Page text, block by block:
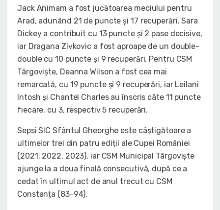
Jack Animam a fost jucătoarea meciului pentru
Arad, adunând 21 de puncte și 17 recuperări. Sara
Dickey a contribuit cu 13 puncte și 2 pase decisive,
iar Dragana Zivkovic a fost aproape de un double-
double cu 10 puncte și 9 recuperări. Pentru CSM
Târgoviște, Deanna Wilson a fost cea mai
remarcată, cu 19 puncte și 9 recuperări, iar Leilani
Intosh și Chantel Charles au înscris câte 11 puncte
fiecare, cu 3, respectiv 5 recuperări.
Sepsi SIC Sfântul Gheorghe este câștigătoare a
ultimelor trei din patru ediții ale Cupei României
(2021, 2022, 2023), iar CSM Municipal Târgoviște
ajunge la a doua finală consecutivă, după ce a
cedat în ultimul act de anul trecut cu CSM
Constanța (83-94).